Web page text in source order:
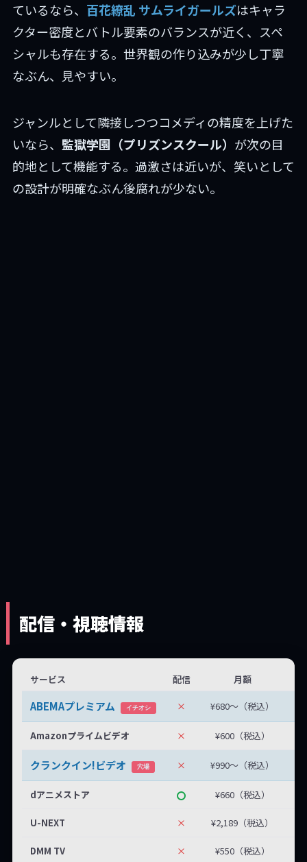
ているなら、 百花繚乱 サムライガールズはキャラ
クター密度とバトル要素のバランスが近く、スペ
シャルも存在する。世界観の作り込みが少し丁寧
なぶん、見やすい。
ジャンルとして隣接しつつコメディの精度を上げた
いなら、 監獄学園（プリズンスクール） が次の目
的地として機能する。過激さは近いが、笑いとして
の設計が明確なぶん後腐れが少ない。
配信・視聴情報
サービス 配信 月額
ABEMAプレミアム イチオシ × ¥680〜（税込）
Amazonプライムビデオ × ¥600（税込）
クランクイン!ビデオ 穴場 × ¥990〜（税込）
dアニメストア ¥660（税込）
U-NEXT × ¥2,189（税込）
DMM TV × ¥550（税込）